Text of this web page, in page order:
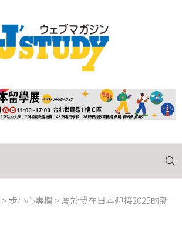
> 步小心專欄 > 屬於我在日本迎接2025的新